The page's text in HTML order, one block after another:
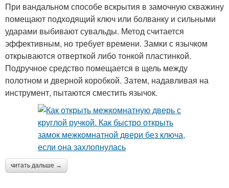
При вандальном способе вскрытия в замочную скважину
помещают подходящий ключ или болванку и сильными
ударами выбивают сувальды. Метод считается
эффективным, но требует времени. Замки с язычком
открываются отверткой либо тонкой пластинкой.
Подручное средство помещается в щель между
полотном и дверной коробкой. Затем, надавливая на
инструмент, пытаются сместить язычок.
читать дальше →